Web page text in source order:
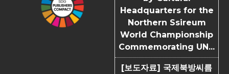
Headquarters for the
Northern Ssireum
World Championship
Commemorating UN...
[보도자료] 국제북방씨름